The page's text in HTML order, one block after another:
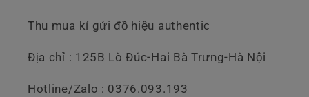
Thu mua kí gửi đồ hiệu authentic
Địa chỉ : 125B Lò Đúc-Hai Bà Trưng-Hà Nội
Hotline/Zalo : 0376.093.193